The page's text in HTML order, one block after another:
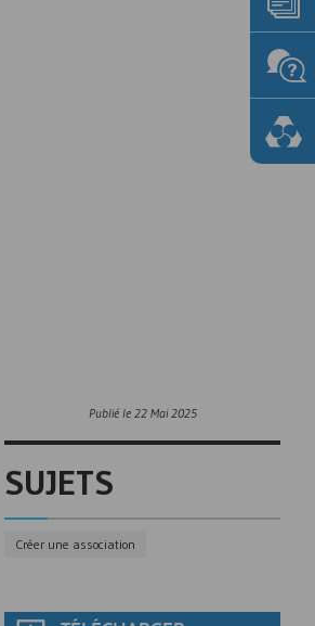
Publié le 22 Mai 2025
SUJETS
Créer une association